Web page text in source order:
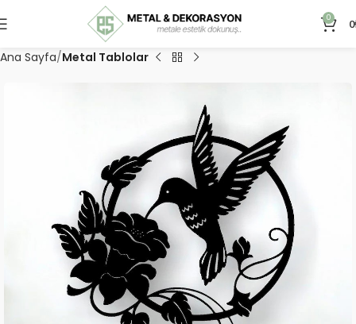
0 0
Ana Sayfa Metal Tablolar